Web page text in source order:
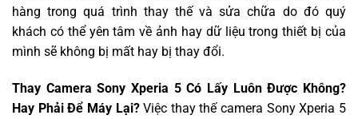
hàng trong quá trình thay thế và sửa chữa do đó quý
khách có thể yên tâm về ảnh hay dữ liệu trong thiết bị của
mình sẽ không bị mất hay bị thay đổi.
Thay Camera Sony Xperia 5 Có Lấy Luôn Được Không?
Hay Phải Để Máy Lại?Việc thay thế camera Sony Xperia 5